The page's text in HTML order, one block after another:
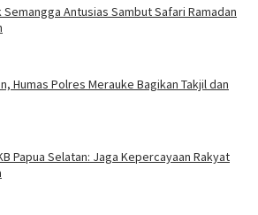
Antusias Sambut Safari Ramadan
Humas Polres Merauke Bagikan Takjil dan
Papua Selatan: Jaga Kepercayaan Rakyat